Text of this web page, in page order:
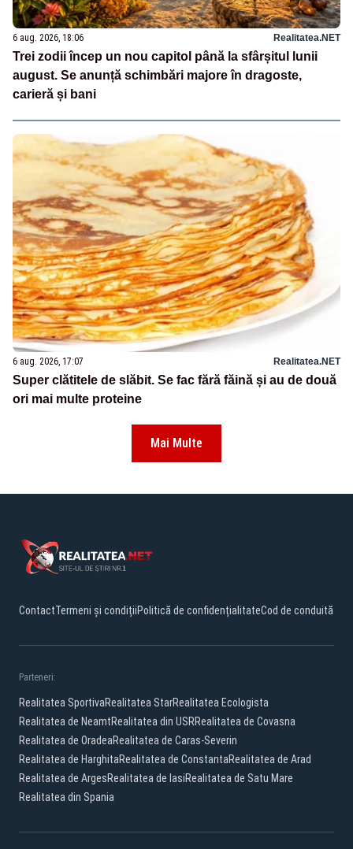
6 aug. 2026, 18:06 Realitatea.NET
Trei zodii încep un nou capitol până la sfârșitul lunii
august. Se anunță schimbări majore în dragoste,
carieră și bani
6 aug. 2026, 17:07 Realitatea.NET
Super clătitele de slăbit. Se fac fără făină și au de două
ori mai multe proteine
Mai Multe
ContactTermeni și condițiiPolitică de confidențialitateCod de conduită
Parteneri:
Realitatea SportivaRealitatea StarRealitatea Ecologista
Realitatea de NeamtRealitatea din USRRealitatea de Covasna
Realitatea de OradeaRealitatea de Caras-Severin
Realitatea de HarghitaRealitatea de ConstantaRealitatea de Arad
Realitatea de ArgesRealitatea de IasiRealitatea de Satu Mare
Realitatea din Spania